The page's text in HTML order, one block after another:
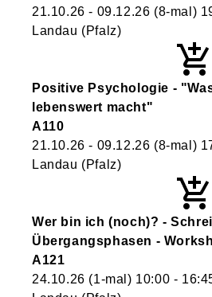
21.10.26 - 09.12.26 (8-mal)
Landau (Pfalz)
Positive Psychologie -
lebenswert macht"
A110
21.10.26 - 09.12.26 (8-mal)
Landau (Pfalz)
Wer bin ich (noch)? -
Übergangsphasen -
A121
24.10.26 (1-mal) 10:00 -